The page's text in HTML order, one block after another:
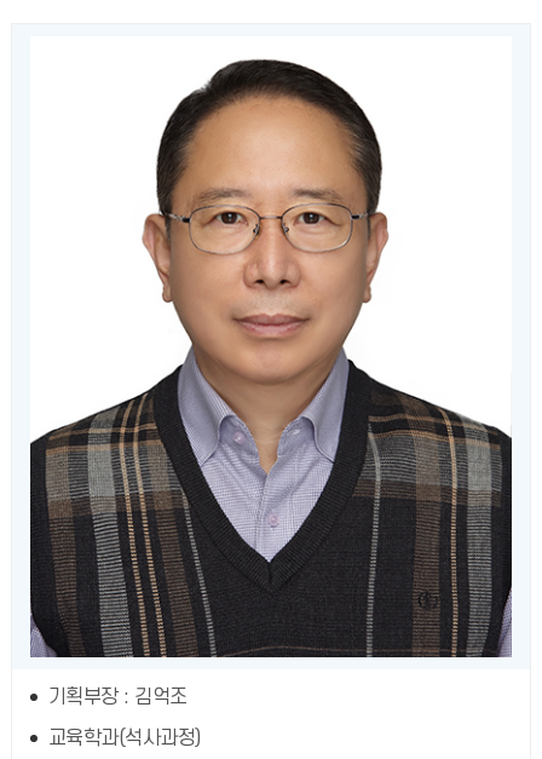
기획부장 : 김억조
교육학과(석사과정)